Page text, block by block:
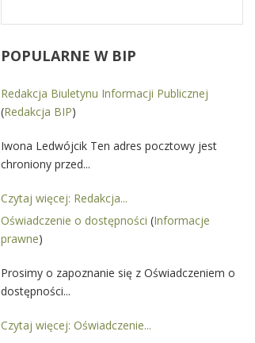
POPULARNE W BIP
Redakcja Biuletynu Informacji Publicznej
(Redakcja BIP)
Iwona Ledwójcik Ten adres pocztowy jest
chroniony przed...
Czytaj więcej: Redakcja...
Oświadczenie o dostępności (Informacje
prawne)
Prosimy o zapoznanie się z Oświadczeniem o
dostępności...
Czytaj więcej: Oświadczenie...